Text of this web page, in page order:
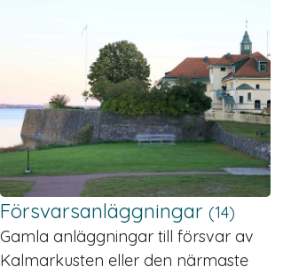
Försvars­anläggningar (14)
Gamla anläggningar till försvar av
Kalmarkusten eller den närmaste